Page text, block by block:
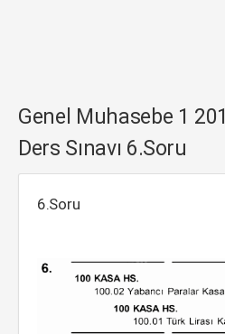
Genel Muhasebe 1
Ders Sınavı 6.Soru
6.Soru